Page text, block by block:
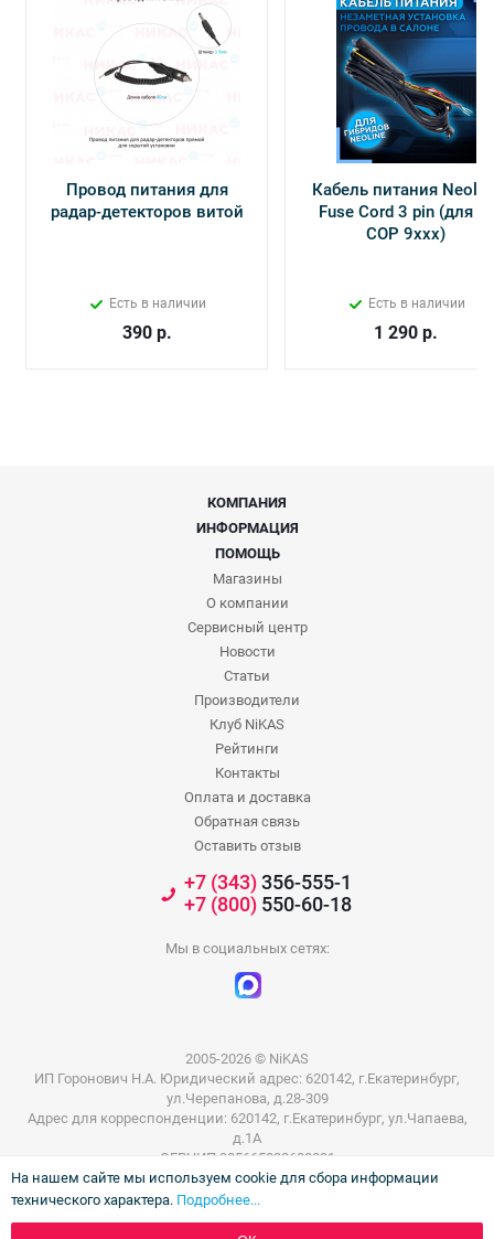
Провод питания для
радар-детекторов витой
Есть в наличии
390р.
Кабель питания
Fuse Cord 3 pin (для Х-
СОР 9ххх)
Есть в наличии
1 290 р.
КОМПАНИЯ
ИНФОРМАЦИЯ
ПОМОЩЬ
Магазины
О компании
Сервисный центр
Новости
Статьи
Производители
Клуб NiKAS
Рейтинги
Контакты
Оплата и доставка
Обратная связь
Оставить отзыв
+7 (343)356-555-1
+7 (800)550-60-18
Мы в социальных сетях:
2005-2026 © NiKAS
ИП Горонович Н.А. Юридический адрес: 620142, г.Екатеринбург,
ул.Черепанова, д.28-309
Адрес для корреспонденции: 620142, г.Екатеринбург, ул.Чапаева,
д.1А
ОГРНИП 305665832600031
ИНН 665801802803
На нашем сайте мы используем cookie для сбора информации
технического характера. Подробнее...